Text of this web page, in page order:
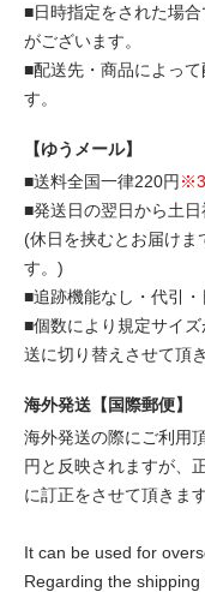
■日時指定をされた場
がございます。
■配送先・商品によっ
す。
【ゆうメール】
■送料全国一律220円
■発送日の翌日から土日
(休日を挟むとお届けま
す。)
■追跡機能なし・代引
■個数により規定サイ
送に切り替えさせて頂き
海外発送【国際郵便】
海外発送の際にご利用
円と反映されますが、
に訂正をさせて頂きます
It can be used for
Regarding the